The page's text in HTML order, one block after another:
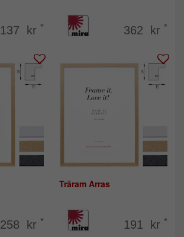
137 kr * 362 kr *
258 kr *
Träram Arras
191 kr *